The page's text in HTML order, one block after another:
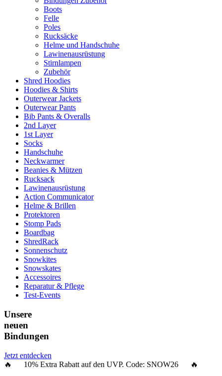
Boots
Felle
Poles
Rucksäcke
Helme und Handschuhe
Lawinenausrüstung
Stirnlampen
Zubehör
Shred Hoodies
Hoodies & Shirts
Outerwear Jackets
Outerwear Pants
Bib Pants & Overalls
2nd Layer
1st Layer
Socks
Handschuhe
Neckwarmer
Beanies & Mützen
Rucksack
Lawinenausrüstung
Action Communicator
Helme & Brillen
Protektoren
Stomp Pads
Boardbag
ShredRack
Sonnenschutz
Snowkites
Snowskates
Accessoires
Reparatur & Pflege
Test-Events
Unsere
neuen
Bindungen
Jetzt entdecken
🔥 10% Extra Rabatt auf den UVP. Code: SNOW26 🔥